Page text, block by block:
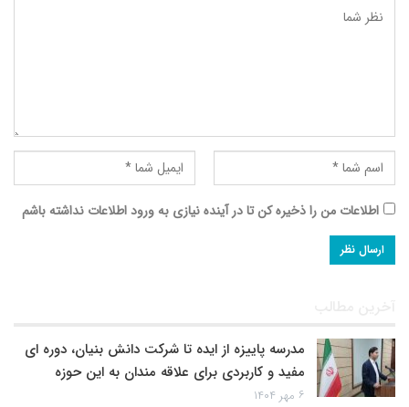
اطلاعات من را ذخیره کن تا در آینده نیازی به ورود اطلاعات نداشته باشم
آخرین مطالب
مدرسه پاییزه از ایده تا شرکت دانش بنیان، دوره ای
مفید و کاربردی برای علاقه مندان به این حوزه
۶ مهر ۱۴۰۴